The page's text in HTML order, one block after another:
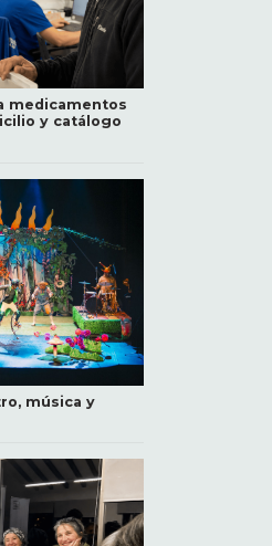
medicamentos
y catálogo
música y